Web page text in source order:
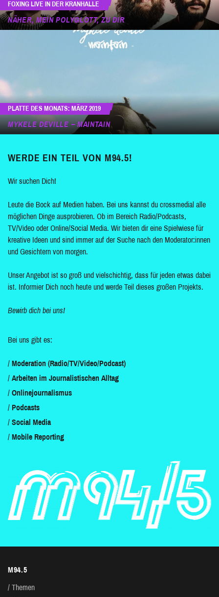
FOXING LIVE IN DER KRANHALLE
NÄHER, MEIN POLYGLOTT, ZU DIR
PLATTE DES MONATS: MÄRZ 2019
MYKELE DEVILLE – MAINTAIN
WERDE EIN TEIL VON M94.5!
Wir suchen Dich!
Leute die Bock auf Medien haben. Bei uns kannst du crossmedial alle
möglichen Dinge ausprobieren. Ob im Bereich Radio/Podcasts,
TV/Video oder Online/Social Media. Wir bieten dir eine Spielwiese für
kreative Ideen und sind immer auf der Suche nach den Moderator:innen
und Gesichtern von morgen.
Unser Angebot ist so groß und vielschichtig, dass für jeden etwas dabei
ist. Informier Dich noch heute und werde Teil dieses großen Projekts.
Bewirb dich bei uns!
Bei uns gibt es:
Moderation (Radio/TV/Video/Podcast)
Arbeiten im Journalistischen Alltag
Onlinejournalismus
Podcasts
Social Media
Mobile Reporting
M94.5
Themen